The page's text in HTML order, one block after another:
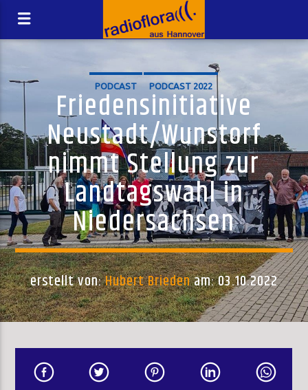
PODCAST PODCAST 2022
Friedensinitiative
Neustadt/Wunstorf
nimmt Stellung zur
Landtagswahl in
Niedersachsen
erstellt von:Hubert Briedenam: 03.10.2022